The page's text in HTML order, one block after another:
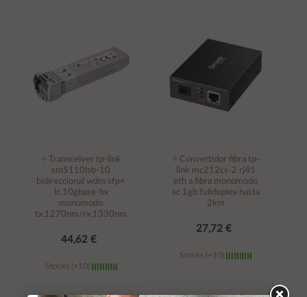
carrito
÷ Transceiver tp-link
sm5110lsb-10
bidireccional wdm sfp+
lc 10gbase-bx
monomodo
tx:1270nm/rx:1330nm
44,62 €
Stocks (+10)
÷ Convertidor fibra tp-
link mc212cs-2 rj45
eth a fibra monomodo
sc 1gb fullduplex hasta
2km
27,72 €
Stocks (+10)